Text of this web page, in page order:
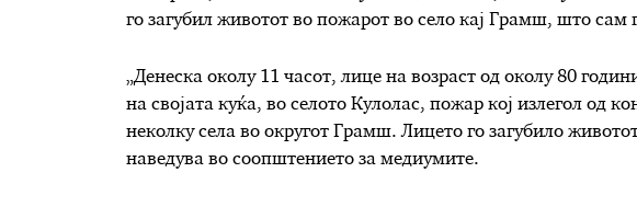
го загубил животот во пожарот во село кај Грамш, што сам
„Денеска околу 11 часот, лице на возраст од околу 80
на својата куќа, во селото Кулолас, пожар кој излегол од
неколку села во округот Грамш. Лицето го загубило
наведува во соопштението за медиумите.